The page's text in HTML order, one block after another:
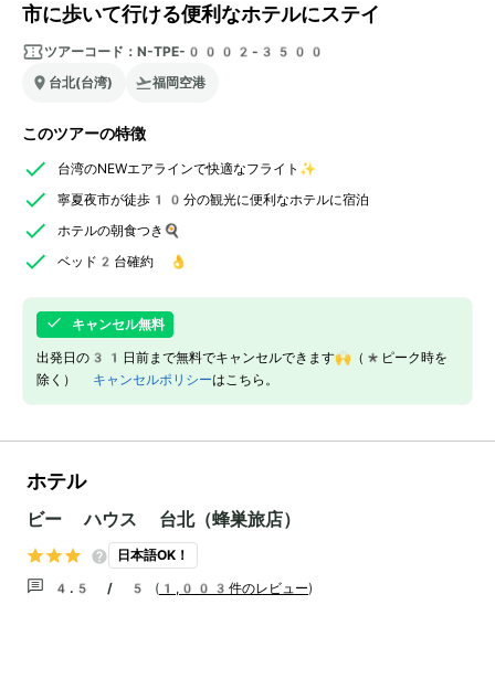
市に歩いて行ける便利なホテルにステイ
ツアーコード： N-TPE-0002-3500
台北(台湾)
福岡空港
このツアーの特徴
台湾のNEWエアラインで快適なフライト✨
寧夏夜市が徒歩10分の観光に便利なホテルに宿泊
ホテルの朝食つき🍳
ベッド2台確約 👌
キャンセル無料
出発日の31日前まで無料でキャンセルできます🙌（*ピーク時を
除く） キャンセルポリシーはこちら。
ホテル
ビー ハウス 台北（蜂巣旅店）
日本語OK！
4.5 / 5 ( 1,003件のレビュー)